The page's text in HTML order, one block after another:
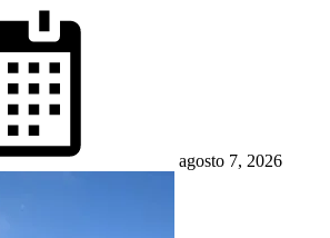
agosto 7, 2026